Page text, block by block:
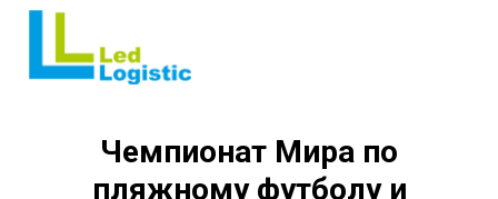
Чемпионат Мира по
пляжному футболу и